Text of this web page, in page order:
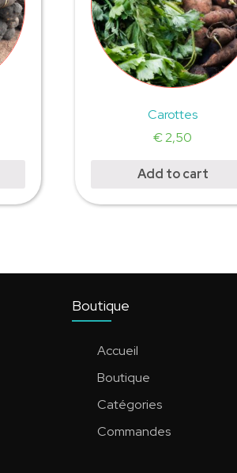
Carottes
€2,50
Add to cart
Boutique
Accueil
Boutique
Catégories
Commandes